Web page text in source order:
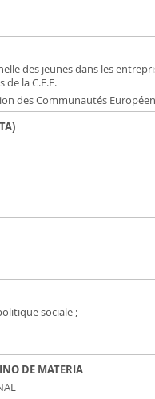
des jeunes dans les
la C.E.E.
des Communautés
sociale ;
DE MATERIA